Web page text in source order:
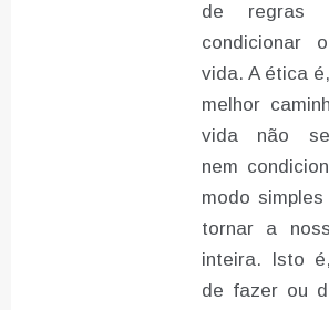
de regras
condicionar
vida. A ética
melhor
vida não
nem
modo
tornar a
inteira. Isto
de fazer ou